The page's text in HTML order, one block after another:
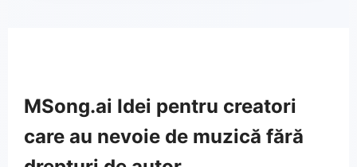
MSong.ai Idei pentru creatori
care au nevoie de muzică fără